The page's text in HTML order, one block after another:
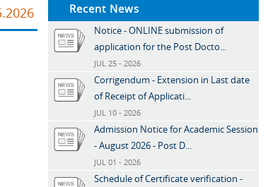
Recent News
Notice - ONLINE submission of
application for the Post Docto...
JUL 25 - 2026
Corrigendum - Extension in Last date
of Receipt of Applicati...
JUL 10 - 2026
Admission Notice for Academic Session
- August 2026 - Post D...
JUL 01 - 2026
Schedule of Certificate verification -